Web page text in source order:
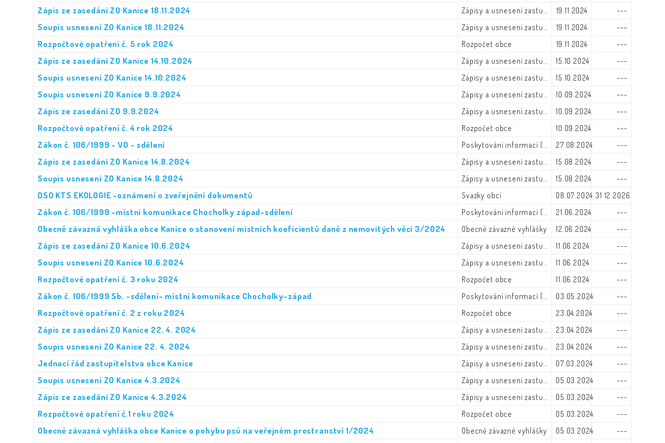
Zápis ze zasedání ZO Kanice 18.11.2024 19.11.2024 ---
Soupis usnesení ZO Kanice 18.11.2024 19.11.2024 ---
Rozpočtové opatření č. 5 rok 2024 Rozpočet obce 19.11.2024 ---
Zápis ze zasedání ZO Kanice 14.10.2024 15.10.2024 ---
Soupis usnesení ZO Kanice 14.10.2024 15.10.2024 ---
Soupis usnesení ZO Kanice 9.9.2024 10.09.2024 ---
Zápis ze zasedání ZO 9.9.2024 10.09.2024 ---
Rozpočtové opatření č. 4 rok 2024 Rozpočet obce 10.09.2024 ---
Zákon č. 106/1999 - VO - sdělení 27.08.2024 ---
Zápis ze zasedání ZO Kanice 14.8.2024 15.08.2024 ---
Soupis usnesení ZO Kanice 14.8.2024 15.08.2024 ---
DSO KTS EKOLOGIE -oznámení o zveřejnění dokumentů Svazky obcí 08.07.2024 31.12.2026
Zákon č. 106/1999 -místní komunikace Chocholky západ-sdělení 21.06.2024 ---
Obecně závazná vyhláška obce Kanice o stanovení místních koeficientů daně z nemovitých věcí 3/2024 Obecně závazné vyhlášky 12.06.2024 ---
Zápis ze zasedání ZO Kanice 10.6.2024 11.06.2024 ---
Soupis usnesení ZO Kanice 10.6.2024 11.06.2024 ---
Rozpočtové opatření č. 3 roku 2024 Rozpočet obce 11.06.2024 ---
Zákon č. 106/1999 Sb. -sdělení- místní komunikace Chocholky-západ 03.05.2024 ---
Rozpočtové opatření č. 2 z roku 2024 Rozpočet obce 23.04.2024 ---
Zápis ze zasedání ZO Kanice 22. 4. 2024 23.04.2024 ---
Soupis usnesení ZO Kanice 22. 4. 2024 23.04.2024 ---
Jednací řád zastupitelstva obce Kanice 07.03.2024 ---
Soupis usnesení ZO Kanice 4.3.2024 05.03.2024 ---
Zápis ze zasedání ZO Kanice 4.3.2024 05.03.2024 ---
Rozpočtové opatření č.1 roku 2024 Rozpočet obce 05.03.2024 ---
Obecně závazná vyhláška obce Kanice o pohybu psů na veřejném prostranství 1/2024 Obecně závazné vyhlášky 05.03.2024 ---